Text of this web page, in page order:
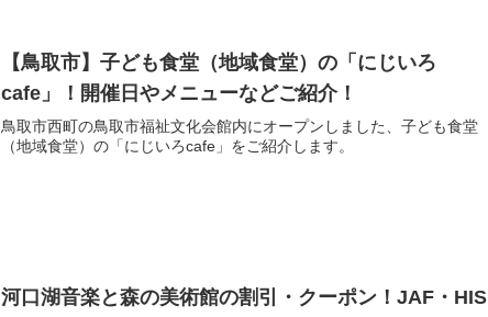
【鳥取市】子ども食堂（地域食堂）の「にじいろ
cafe」！開催日やメニューなどご紹介！
鳥取市西町の鳥取市福祉文化会館内にオープンしました、子ども食堂
（地域食堂）の「にじいろcafe」をご紹介します。
河口湖音楽と森の美術館の割引・クーポン！JAF・HIS